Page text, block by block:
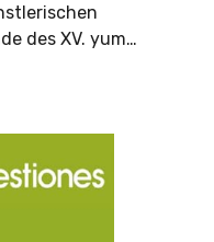
des XV. yum…